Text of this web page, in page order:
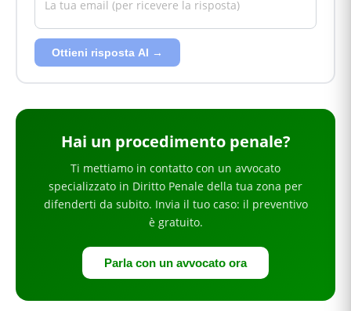
Ottieni risposta AI →
Hai un procedimento penale?
Ti mettiamo in contatto con un avvocato
specializzato in Diritto Penale della tua zona per
difenderti da subito. Invia il tuo caso: il preventivo
è gratuito.
Parla con un avvocato ora